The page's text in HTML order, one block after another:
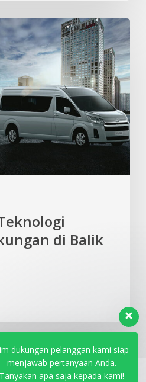
di Balik
dukungan pelanggan kami siap
menjawab pertanyaan Anda.
Tanyakan apa saja kepada kami!